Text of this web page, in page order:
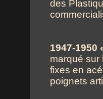
des
1947-1950
marqué sur
fixes en
poignets